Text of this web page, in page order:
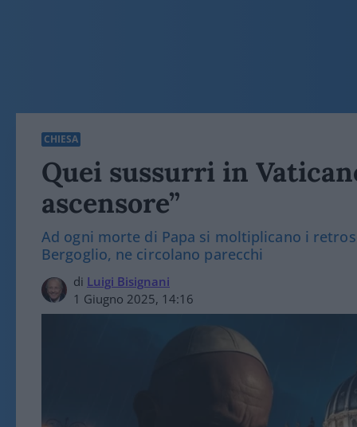
CHIESA
Quei sussurri in
ascensore”
Ad ogni morte di Papa si moltiplicano i
Bergoglio, ne circolano parecchi
di Luigi Bisignani
1 Giugno 2025, 14:16